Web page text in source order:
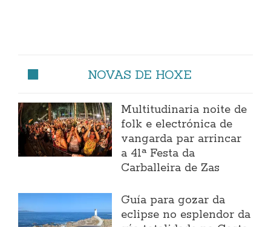
NOVAS DE HOXE
Multitudinaria noite de
folk e electrónica de
vangarda par arrincar
a 41ª Festa da
Carballeira de Zas
Guía para gozar da
eclipse no esplendor da